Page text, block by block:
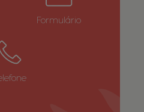
Formulário